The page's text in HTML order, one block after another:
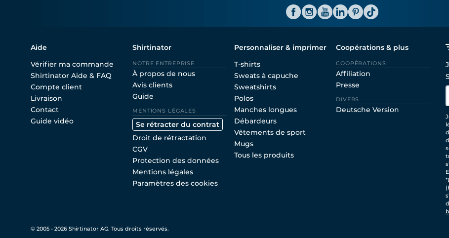
Aide
Vérifier ma commande
Shirtinator Aide & FAQ
Compte client
Livraison
Contact
Guide vidéo
Shirtinator
NOTRE ENTREPRISE
À propos de nous
Avis clients
Guide
MENTIONS LÉGALES
Se rétracter du contrat
Droit de rétractation
CGV
Protection des données
Mentions légales
Paramètres des cookies
Personnaliser & imprimer
T-shirts
Sweats à capuche
Sweatshirts
Polos
Manches longues
Débardeurs
Vêtements de sport
Mugs
Tous les produits
Coopérations & plus
COOPÈRATIONS
Affiliation
Presse
DIVERS
Deutsche Version
© 2005 - 2026 Shirtinator AG. Tous droits réservés.